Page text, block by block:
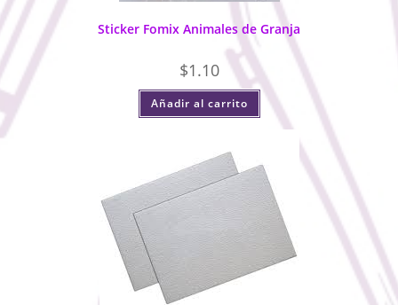
Sticker Fomix Animales de Granja
$1.10
Añadir al carrito